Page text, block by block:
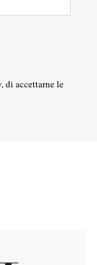
, di accettarne le